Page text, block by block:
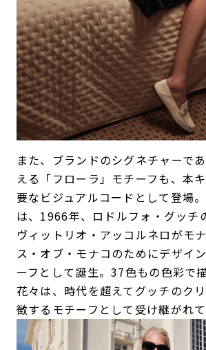
また、ブランドのシグネチャーで
える「フローラ」モチーフも、本
要なビジュアルコードとして登場。
は、1966年、ロドルフォ・グッチ
ヴィットリオ・アッコルネロがモ
ス・オブ・モナコのためにデザイ
ーフとして誕生。37色もの色彩で
花々は、時代を超えてグッチのク
徴するモチーフとして受け継がれて